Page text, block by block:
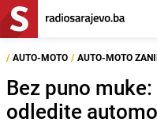
/ AUTO-MOTO / AUTO-MOTO
Bez puno
odledite